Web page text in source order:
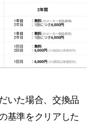
いた場合、交換品
基準をクリアした